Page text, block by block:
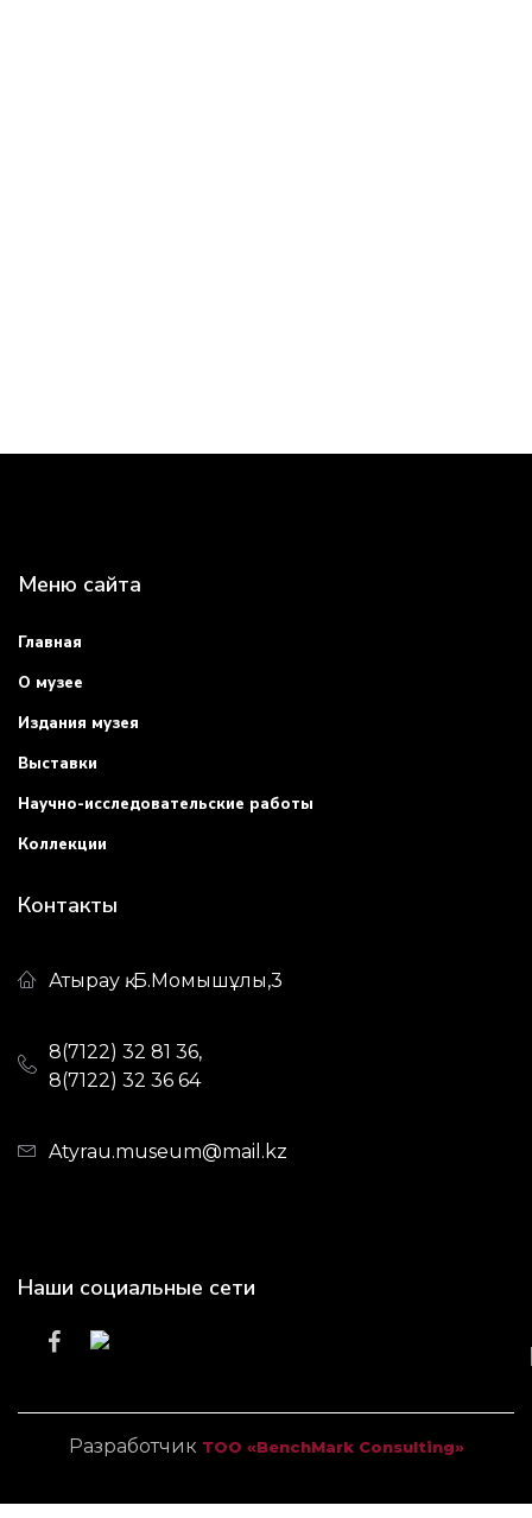
Меню сайта
Главная
О музее
Издания музея
Выставки
Научно-исследовательские работы
Коллекции
Контакты
Атырау қ. Б.Момышұлы,3
8(7122) 32 81 36,
8(7122) 32 36 64
Atyrau.museum@mail.kz
Наши социальные сети
Разработчик ТОО «BenchMark Consulting»